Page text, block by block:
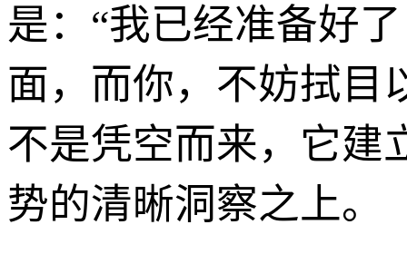
是：“我已经准备好
面，而你，不妨拭目
不是凭空而来，它建
势的清晰洞察之上。